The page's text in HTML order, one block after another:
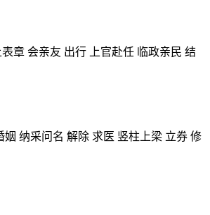
章 会亲友 出行 上官赴任 临政亲民 结
纳采问名 解除 求医 竖柱上梁 立券 修